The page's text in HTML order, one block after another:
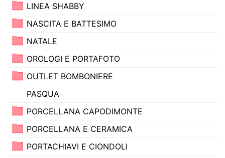
LINEA SHABBY
NASCITA E BATTESIMO
NATALE
OROLOGI E PORTAFOTO
OUTLET BOMBONIERE
PASQUA
PORCELLANA CAPODIMONTE
PORCELLANA E CERAMICA
PORTACHIAVI E CIONDOLI